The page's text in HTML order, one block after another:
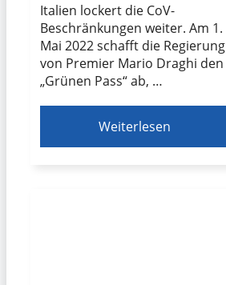
Italien lockert die CoV-
Beschränkungen weiter. Am 1.
Mai 2022 schafft die Regierung
von Premier Mario Draghi den
„Grünen Pass“ ab, …
Weiterlesen